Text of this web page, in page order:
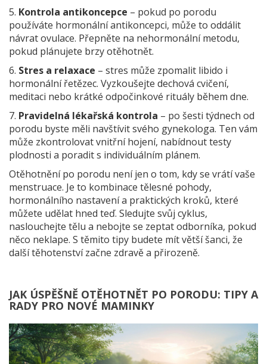
5. Kontrola antikoncepce – pokud po porodu
používáte hormonální antikoncepci, může to oddálit
návrat ovulace. Přepněte na nehormonální metodu,
pokud plánujete brzy otěhotnět.
6. Stres a relaxace – stres může zpomalit libido i
hormonální řetězec. Vyzkoušejte dechová cvičení,
meditaci nebo krátké odpočinkové rituály během dne.
7. Pravidelná lékařská kontrola – po šesti týdnech od
porodu byste měli navštívit svého gynekologa. Ten vám
může zkontrolovat vnitřní hojení, nabídnout testy
plodnosti a poradit s individuálním plánem.
Otěhotnění po porodu není jen o tom, kdy se vrátí vaše
menstruace. Je to kombinace tělesné pohody,
hormonálního nastavení a praktických kroků, které
můžete udělat hned teď. Sledujte svůj cyklus,
naslouchejte tělu a nebojte se zeptat odborníka, pokud
něco neklape. S těmito tipy budete mít větší šanci, že
další těhotenství začne zdravě a přirozeně.
JAK ÚSPĚŠNĚ OTĚHOTNĚT PO PORODU: TIPY A
RADY PRO NOVÉ MAMINKY